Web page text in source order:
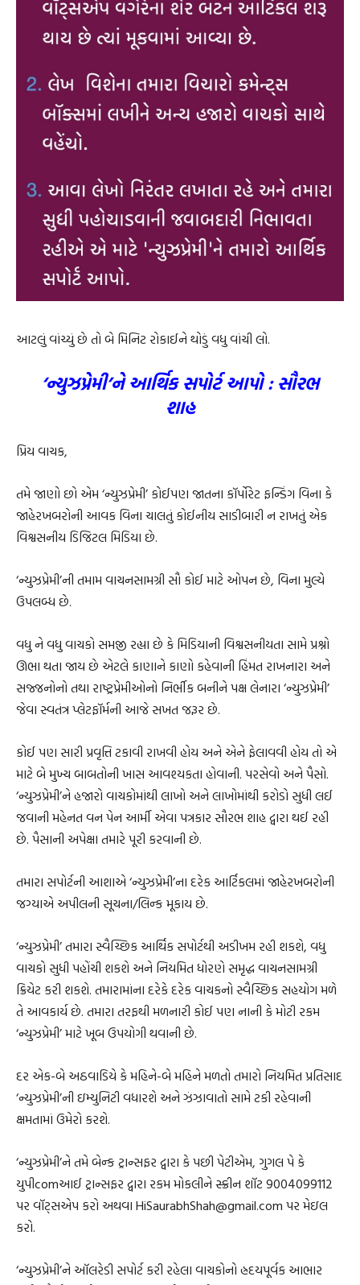
આટલું વાંચ્યું છે તો બે મિનિટ રોકાઈને થોડું વધુ વાંચી લો.
‘ન્યુઝપ્રેમી’ને આર્થિક સપોર્ટ આપો : સૌરભ
શાહ
પ્રિય વાચક,
તમે જાણો છો એમ ‘ન્યુઝપ્રેમી’ કોઈપણ જાતના કૉર્પોરેટ ફન્ડિંગ વિના કે
જાહેરખબરોની આવક વિના ચાલતું કોઈનીય સાડીબારી ન રાખતું એક
વિશ્વસનીય ડિજિટલ મિડિયા છે.
‘ન્યુઝપ્રેમી’ની તમામ વાચનસામગ્રી સૌ કોઈ માટે ઓપન છે, વિના મુલ્યે
ઉપલબ્ધ છે.
વધુ ને વધુ વાચકો સમજી રહ્યા છે કે મિડિયાની વિશ્વસનીયતા સામે પ્રશ્નો
ઊભા થતા જાય છે એટલે કાણાને કાણો કહેવાની હિંમત રાખનારા અને
સજ્જનોનો તથા રાષ્ટ્રપ્રેમીઓનો નિર્ભીક બનીને પક્ષ લેનારા ‘ન્યુઝપ્રેમી’
જેવા સ્વતંત્ર પ્લેટફૉર્મની આજે સખત જરૂર છે.
કોઈ પણ સારી પ્રવૃત્તિ ટકાવી રાખવી હોય અને એને ફેલાવવી હોય તો એ
માટે બે મુખ્ય બાબતોની ખાસ આવશ્યકતા હોવાની. પરસેવો અને પૈસો.
‘ન્યુઝપ્રેમી’ને હજારો વાચકોમાંથી લાખો અને લાખોમાંથી કરોડો સુધી લઈ
જવાની મહેનત વન પેન આર્મી એવા પત્રકાર સૌરભ શાહ દ્વારા થઈ રહી
છે. પૈસાની અપેક્ષા તમારે પૂરી કરવાની છે.
તમારા સપોર્ટની આશાએ ‘ન્યુઝપ્રેમી’ના દરેક આર્ટિકલમાં જાહેરખબરોની
જગ્યાએ અપીલની સૂચના/લિન્ક મૂકાય છે.
‘ન્યુઝપ્રેમી’ તમારા સ્વૈચ્છિક આર્થિક સપોર્ટથી અડીખમ રહી શકશે, વધુ
વાચકો સુધી પહોંચી શકશે અને નિયમિત ધોરણે સમૃદ્ધ વાચનસામગ્રી
ક્રિયેટ કરી શકશે. તમારામાંના દરેકે દરેક વાચકનો સ્વૈચ્છિક સહયોગ મળે
તે આવકાર્ય છે. તમારા તરફથી મળનારી કોઈ પણ નાની કે મોટી રકમ
‘ન્યુઝપ્રેમી’ માટે ખૂબ ઉપયોગી થવાની છે.
દર એક-બે અઠવાડિયે કે મહિને-બે મહિને મળતો તમારો નિયમિત પ્રતિસાદ
‘ન્યુઝપ્રેમી’ની ઇમ્યુનિટી વધારશે અને ઝંઝાવાતો સામે ટકી રહેવાની
ક્ષમતામાં ઉમેરો કરશે.
‘ન્યુઝપ્રેમી’ને તમે બેન્ક ટ્રાન્સફર દ્વારા કે પછી પેટીએમ, ગુગલ પે કે
યુપીcomઆઈ ટ્રાન્સફર દ્વારા રકમ મોકલીને સ્ક્રીન શૉટ 9004099112
પર વૉટ્સએપ કરો અથવા HiSaurabhShah@gmail.com પર મેઇલ
કરો.
‘ન્યુઝપ્રેમી’ને ઑલરેડી સપોર્ટ કરી રહેલા વાચકોનો હ્રદયપૂર્વક આભાર